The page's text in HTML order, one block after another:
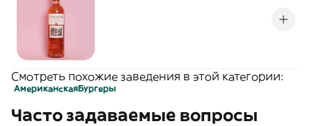
Смотреть похожие заведения в этой категории:
АмериканскаяБургеры
Часто задаваемые вопросы